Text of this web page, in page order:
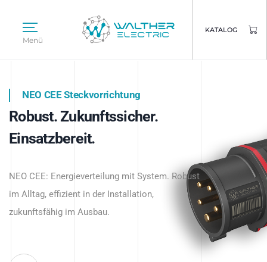
Menü
KATALOG
Intelligente Stromverteilung
beginnt hier.
NEO CEE Steckvorrichtung
Robust. Zukunftssicher.
Einsatzbereit.
NEO CEE: Energieverteilung mit System. Robust
im Alltag, effizient in der Installation,
zukunftsfähig im Ausbau.
Intelligenz trifft Energie.
Anwendungen – robust, IP-geschützt und
zukunftsfähig.